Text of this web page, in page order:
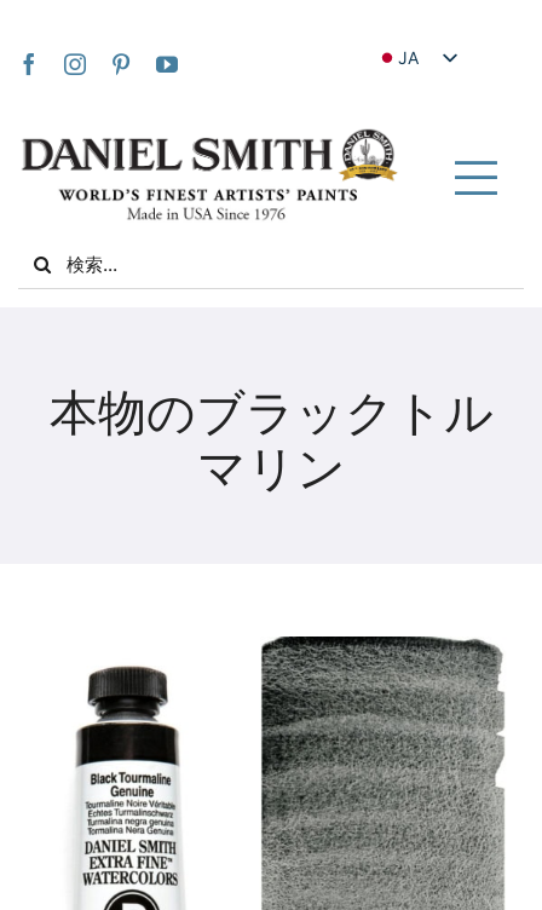
JA
IT
ZH
私たちについて
イベント
ブログ
リソース
Search
for:
本物のブラックトル
マリン